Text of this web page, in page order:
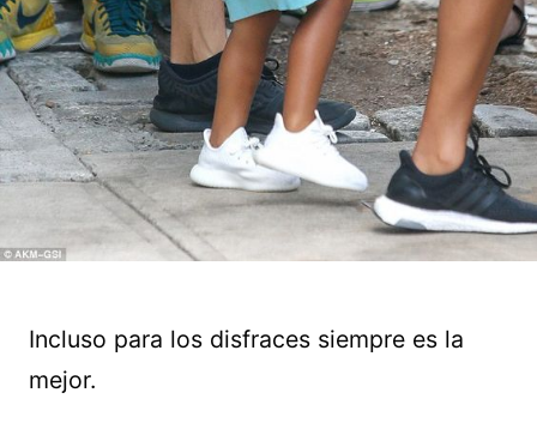
Incluso para los disfraces siempre es la
mejor.